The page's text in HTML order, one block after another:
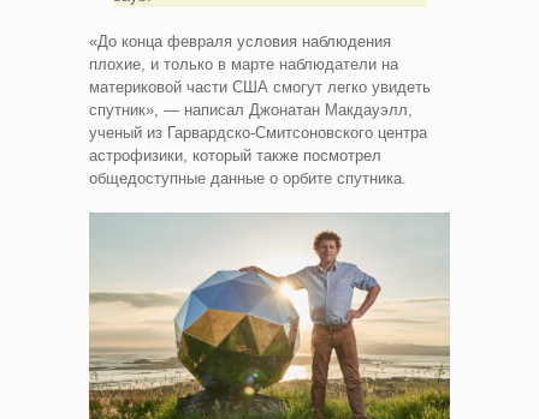
«До конца февраля условия наблюдения
плохие, и только в марте наблюдатели на
материковой части США смогут легко увидеть
спутник», — написал Джонатан Макдауэлл,
ученый из Гарвардско-Смитсоновского центра
астрофизики, который также посмотрел
общедоступные данные о орбите спутника.